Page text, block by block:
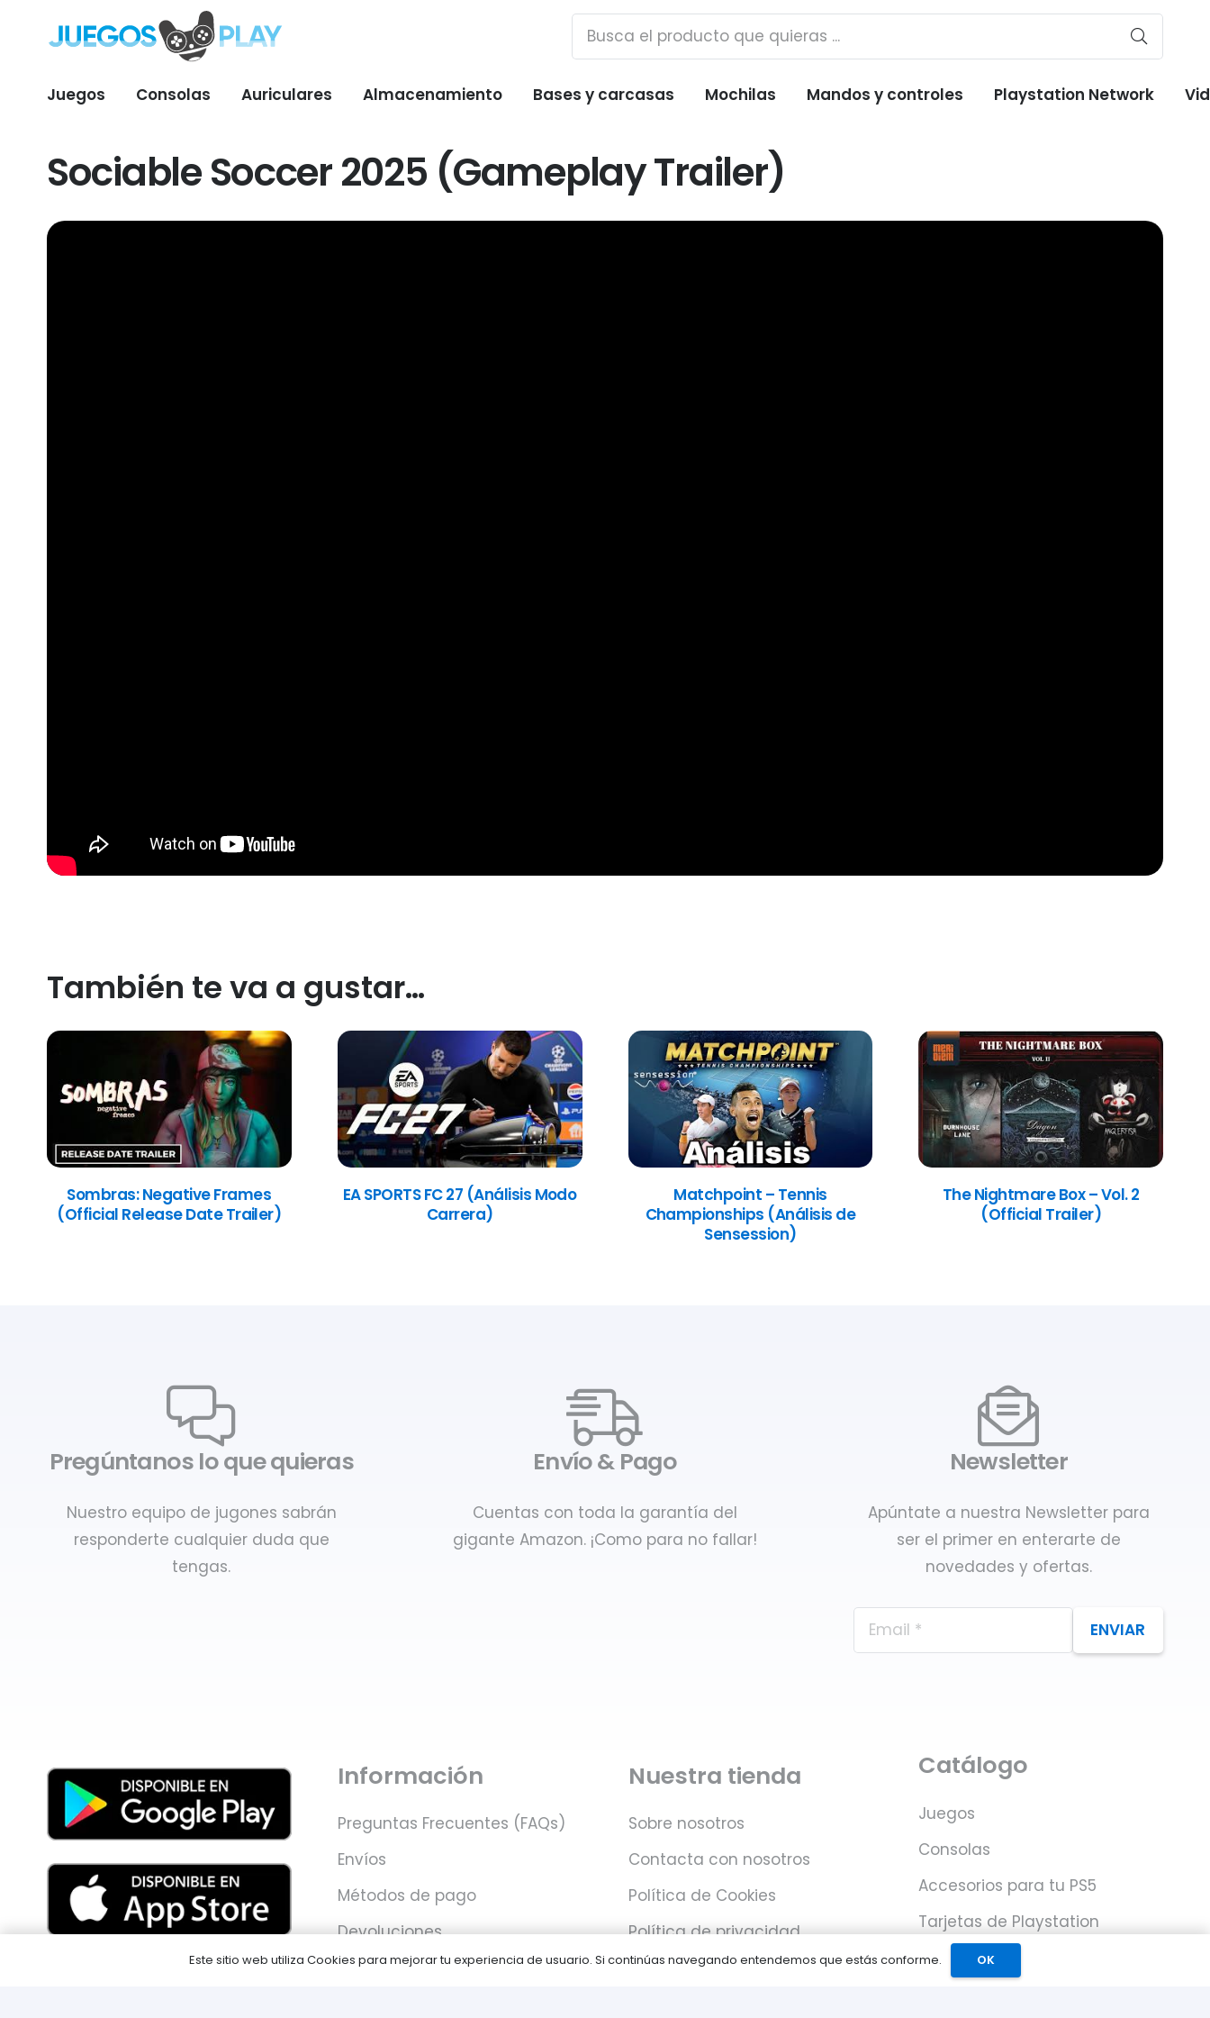
Juegos Consolas Auriculares Almacenamiento Bases y carcasas Mochilas Mandos y controles Playstation Network
Sociable Soccer 2025 (Gameplay Trailer)
También te va a gustar…
Sombras: Negative Frames
(Official Release Date Trailer)
EA SPORTS FC 27 (Análisis Modo
Carrera)
Matchpoint – Tennis
Championships (Análisis de
Sensession)
The Nightmare Box – Vol. 2
(Official Trailer)
Pregúntanos lo que quieras
Nuestro equipo de jugones sabrán
responderte cualquier duda que
tengas.
Envío & Pago
Cuentas con toda la garantía del
gigante Amazon. ¡Como para no fallar!
Newsletter
Apúntate a nuestra Newsletter para
ser el primer en enterarte de
novedades y ofertas.
ENVIAR
Información
Preguntas Frecuentes (FAQs)
Envíos
Métodos de pago
Devoluciones
Nuestra tienda
Sobre nosotros
Contacta con nosotros
Política de Cookies
Política de privacidad
Catálogo
Juegos
Consolas
Accesorios para tu PS5
Tarjetas de Playstation
Network
Este sitio web utiliza Cookies para mejorar tu experiencia de usuario. Si continúas navegando entendemos que estás conforme. OK